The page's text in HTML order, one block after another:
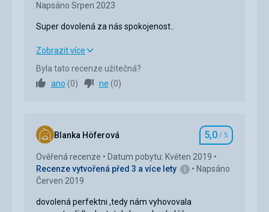
Napsáno Srpen 2023
Super dovolená za nás spokojenost..
Super dovolená za nás spokojenost..
Strava
Služby 5,0/ 5
Cena 5,0/ 5
Zobrazit více
Byla tato recenze užitečná?
ano (0) ne (0)
Blanka Höferová Hodnocení
5,0 / 5
Ověřená recenze
Datum pobytu: Květen 2019
Recenze vytvořená před 3 a více lety
Napsáno
Červen 2019
dovolená perfektni ,tedy nám vyhovovala